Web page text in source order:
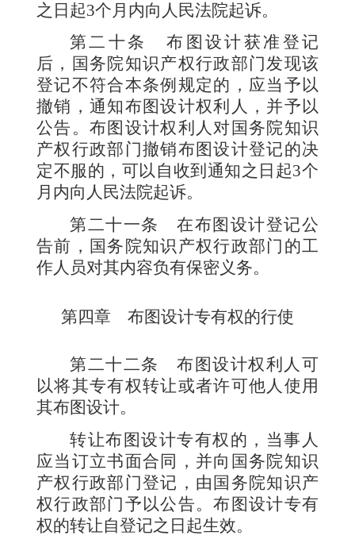
之日起3个月内向人民法院起诉。
第二十条布图设计获准登记
后，国务院知识产权行政部门发现该
登记不符合本条例规定的，应当予以
撤销，通知布图设计权利人，并予以
公告。布图设计权利人对国务院知识
产权行政部门撤销布图设计登记的决
定不服的，可以自收到通知之日起3个
月内向人民法院起诉。
第二十一条在布图设计登记公
告前，国务院知识产权行政部门的工
作人员对其内容负有保密义务。
第四章 布图设计专有权的行使
第二十二条布图设计权利人可
以将其专有权转让或者许可他人使用
其布图设计。
转让布图设计专有权的，当事人
应当订立书面合同，并向国务院知识
产权行政部门登记，由国务院知识产
权行政部门予以公告。布图设计专有
权的转让自登记之日起生效。